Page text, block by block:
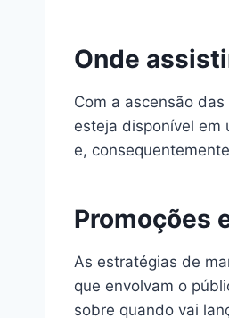
Onde
Com a ascensão
esteja disponível em
e,
Promoções
As estratégias de
que envolvam o
sobre quando vai